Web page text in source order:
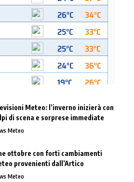
Meteo: l’inverno inizierà con
di scena e sorprese immediate
Meteo
ottobre con forti cambiamenti
provenienti dall’Artico
Meteo